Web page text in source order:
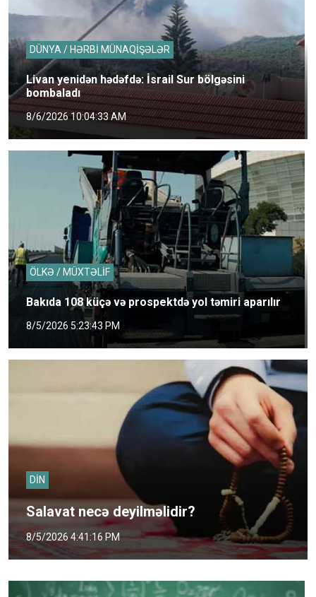
DÜNYA / HƏRBİ MÜNAQİŞƏLƏR
Livan yenidən hədəfdə: İsrail Sur bölgəsini
bombaladı
8/6/2026 10:04:33 AM
ÖLKƏ / MÜXTƏLİF
Bakıda 108 küçə və prospektdə yol təmiri aparılır
8/5/2026 5:23:43 PM
DİN
Salavat necə deyilməlidir?
8/5/2026 4:41:16 PM